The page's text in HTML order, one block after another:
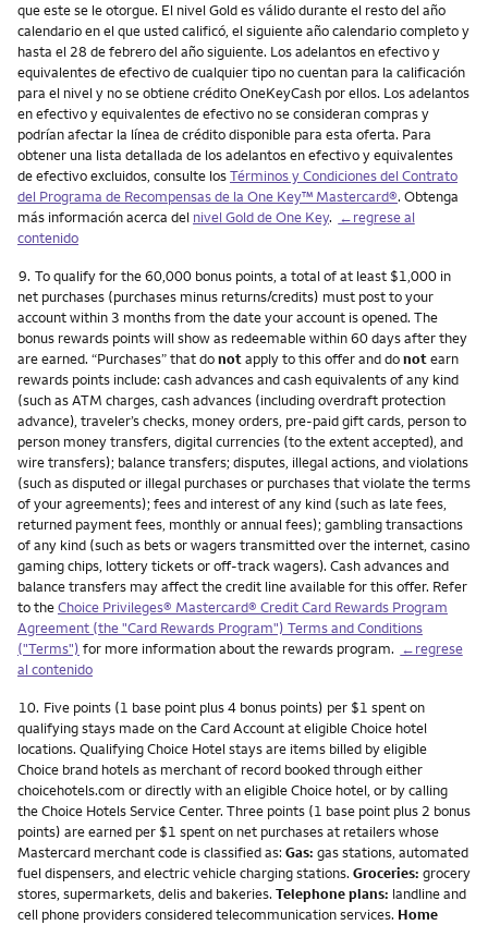
que este se le otorgue. El nivel Gold es válido durante el resto del año
calendario en el que usted calificó, el siguiente año calendario completo y
hasta el 28 de febrero del año siguiente. Los adelantos en efectivo y
equivalentes de efectivo de cualquier tipo no cuentan para la calificación
para el nivel y no se obtiene crédito OneKeyCash por ellos. Los adelantos
en efectivo y equivalentes de efectivo no se consideran compras y
podrían afectar la línea de crédito disponible para esta oferta. Para
obtener una lista detallada de los adelantos en efectivo y equivalentes
de efectivo excluidos, consulte losTérminos y Condiciones del Contrato
del Programa de Recompensas de la One Key™ Mastercard®. Obtenga
más información acerca del nivel Gold de One Key. ←regrese al
contenido
Nota
9. To qualify for the 60,000 bonus points, a total of at least $1,000 in
net purchases (purchases minus returns/credits) must post to your
account within 3 months from the date your account is opened. The
bonus rewards points will show as redeemable within 60 days after they
are earned. “Purchases” that donotapply to this offer and donotearn
rewards points include: cash advances and cash equivalents of any kind
(such as ATM charges, cash advances (including overdraft protection
advance), traveler’s checks, money orders, pre-paid gift cards, person to
person money transfers, digital currencies (to the extent accepted), and
wire transfers); balance transfers; disputes, illegal actions, and violations
(such as disputed or illegal purchases or purchases that violate the terms
of your agreements); fees and interest of any kind (such as late fees,
returned payment fees, monthly or annual fees); gambling transactions
of any kind (such as bets or wagers transmitted over the internet, casino
gaming chips, lottery tickets or off-track wagers). Cash advances and
balance transfers may affect the credit line available for this offer. Refer
to theChoice Privileges® Mastercard® Credit Card Rewards Program
Agreement (the "Card Rewards Program") Terms and Conditions
("Terms") for more information about the rewards program. ←regrese
al contenido
Nota
10. Five points (1 base point plus 4 bonus points) per $1 spent on
qualifying stays made on the Card Account at eligible Choice hotel
locations. Qualifying Choice Hotel stays are items billed by eligible
Choice brand hotels as merchant of record booked through either
choicehotels.com or directly with an eligible Choice hotel, or by calling
the Choice Hotels Service Center. Three points (1 base point plus 2 bonus
points) are earned per $1 spent on net purchases at retailers whose
Mastercard merchant code is classified as: Gas: gas stations, automated
fuel dispensers, and electric vehicle charging stations. Groceries: grocery
stores, supermarkets, delis and bakeries. Telephone plans: landline and
cell phone providers considered telecommunication services. Home